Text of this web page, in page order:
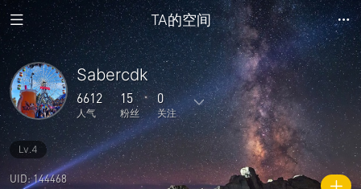
TA的空间
Sabercdk
6612
人气
15
粉丝
0
关注
29
主题
535
回复
0
日志
2
相册
1
好友
Lv.4
UID: 144468